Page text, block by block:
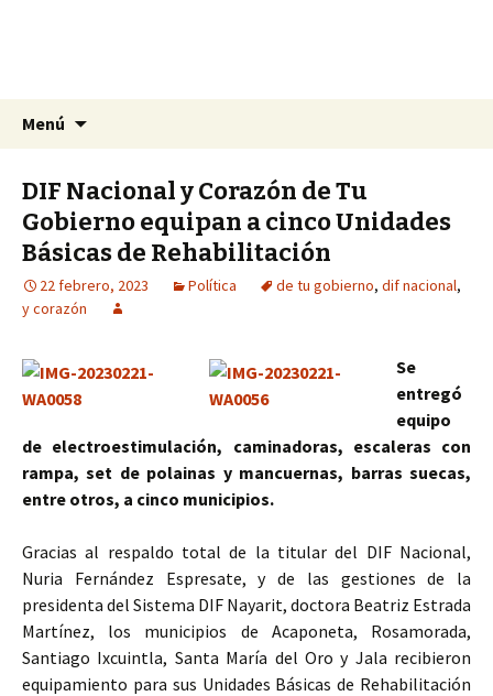
La Yunta de Tepic
La nueva opción en información
Menú
DIF Nacional y Corazón de Tu
Gobierno equipan a cinco Unidades
Básicas de Rehabilitación
22 febrero, 2023 Política de tu gobierno, dif nacional,
y corazón
Se
entregó
equipo
de electroestimulación, caminadoras, escaleras con
rampa, set de polainas y mancuernas, barras suecas,
entre otros, a cinco municipios.
Gracias al respaldo total de la titular del DIF Nacional,
Nuria Fernández Espresate, y de las gestiones de la
presidenta del Sistema DIF Nayarit, doctora Beatriz Estrada
Martínez, los municipios de Acaponeta, Rosamorada,
Santiago Ixcuintla, Santa María del Oro y Jala recibieron
equipamiento para sus Unidades Básicas de Rehabilitación